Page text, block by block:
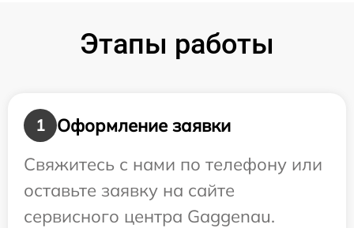
Этапы работы
1
Оформление заявки
Свяжитесь с нами по телефону или
оставьте заявку на сайте
сервисного центра Gaggenau.